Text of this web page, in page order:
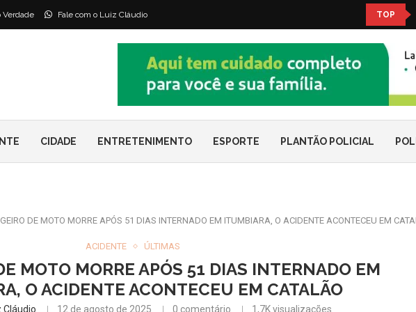
Verdade Fale com o Luiz Cláudio TOP
CIDADE ENTRETENIMENTO ESPORTE PLANTÃO POLICIAL
DE MOTO MORRE APÓS 51 DIAS INTERNADO EM ITUMBIARA, O ACIDENTE ACONTECEU EM
ACIDENTE ÚLTIMAS
MOTO MORRE APÓS 51 DIAS INTERNADO EM
O ACIDENTE ACONTECEU EM CATALÃO
Cláudio 12 de agosto de 2025 0 comentário 1,7Kvisualizações